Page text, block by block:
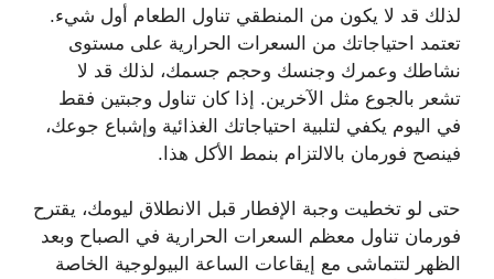
لذلك قد لا يكون من المنطقي تناول الطعام أول شيء.
تعتمد احتياجاتك من السعرات الحرارية على مستوى
نشاطك وعمرك وجنسك وحجم جسمك، لذلك قد لا
تشعر بالجوع مثل الآخرين. إذا كان تناول وجبتين فقط
في اليوم يكفي لتلبية احتياجاتك الغذائية وإشباع جوعك،
فينصح فورمان بالالتزام بنمط الأكل هذا.
حتى لو تخطيت وجبة الإفطار قبل الانطلاق ليومك، يقترح
فورمان تناول معظم السعرات الحرارية في الصباح وبعد
الظهر لتتماشى مع إيقاعات الساعة البيولوجية الخاصة